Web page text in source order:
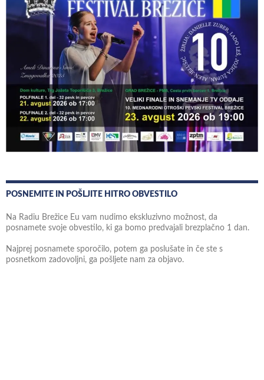
POSNEMITE IN POŠLJITE HITRO OBVESTILO
Na Radiu Brežice Eu vam nudimo ekskluzivno možnost, da
posnamete svoje obvestilo, ki ga bomo predvajali brezplačno 1 dan.
Najprej posnamete sporočilo, potem ga poslušate in če ste s
posnetkom zadovoljni, ga pošljete nam za objavo.